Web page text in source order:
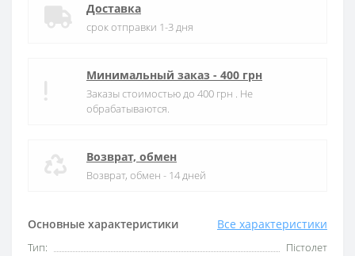
Основные характеристики Все характеристики
Тип: Пістолет
Доставка
срок отправки 1-3 дня
Минимальный заказ - 400 грн
Заказы стоимостью до 400 грн . Не
обрабатываются.
Возврат, обмен
Возврат, обмен - 14 дней